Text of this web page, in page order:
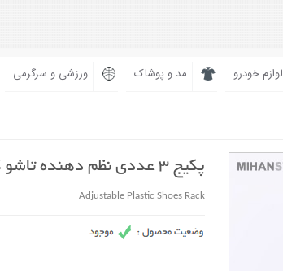
لوازم خودرو مد و پوشاک ورزشی و سرگرمی
پکیج 3 عددی نظم دهنده تاشو کفش
Adjustable Plastic Shoes Rack